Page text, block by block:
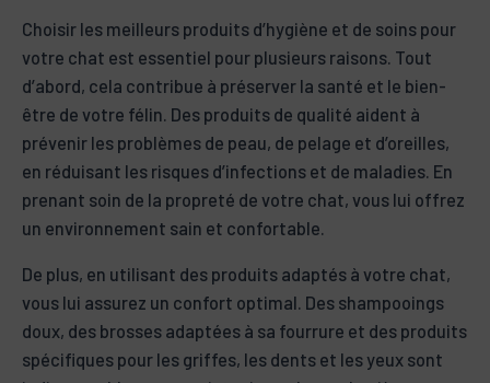
Choisir les meilleurs produits d’hygiène et de soins pour
votre chat est essentiel pour plusieurs raisons. Tout
d’abord, cela contribue à préserver la santé et le bien-
être de votre félin. Des produits de qualité aident à
prévenir les problèmes de peau, de pelage et d’oreilles,
en réduisant les risques d’infections et de maladies. En
prenant soin de la propreté de votre chat, vous lui offrez
un environnement sain et confortable.
De plus, en utilisant des produits adaptés à votre chat,
vous lui assurez un confort optimal. Des shampooings
doux, des brosses adaptées à sa fourrure et des produits
spécifiques pour les griffes, les dents et les yeux sont